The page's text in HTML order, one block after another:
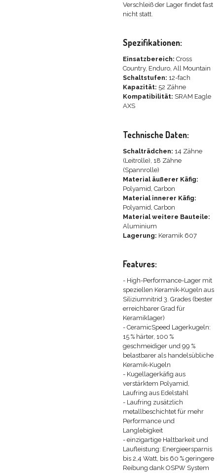
Verschleiß der Lager findet fast
nicht statt.
Spezifikationen:
Einsatzbereich: Cross
Country, Enduro, All Mountain
Schaltstufen: 12-fach
Kapazität: 52 Zähne
Kompatibilität: SRAM Eagle
AXS
Technische Daten:
Schalträdchen: 14 Zähne
(Leitrolle), 18 Zähne
(Spannrolle)
Material äußerer Käfig:
Polyamid, Carbon
Material innerer Käfig:
Polyamid, Carbon
Material weitere Bauteile:
Aluminium
Lagerung: Keramik 607
Features:
- High-Performance-Lager mit
speziellen Keramik-Kugeln aus
Siliziumnitrid 3. Grades (bester
erreichbarer Grad für
Keramiklager)
- CeramicSpeed Lagerkugeln:
15 % härter, 100 %
geschmeidiger und 99 %
belastbarer als handelsübliche
Keramik-Kugeln
- Kugellagerkäfig aus
verstärktem Polyamid,
Laufring aus Edelstahl
- Laufring zusätzlich
metallbeschichtet für mehr
Performance und
Langlebigkeit
- einzigartige Haltbarkeit und
Laufleistung: Energieersparnis
bis 2,4 Watt, bis 60 % geringere
Reibung dank OSPW System